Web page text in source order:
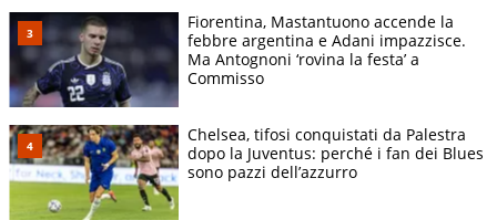
Fiorentina, Mastantuono accende la
febbre argentina e Adani impazzisce.
Ma Antognoni ‘rovina la festa’ a
Commisso
Chelsea, tifosi conquistati da Palestra
dopo la Juventus: perché i fan dei Blues
sono pazzi dell’azzurro